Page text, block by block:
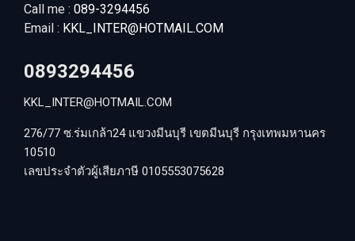
Call me : 089-3294456
Email : KKL_INTER@HOTMAIL.COM
0893294456
KKL_INTER@HOTMAIL.COM
276/77 ซ.ร่มเกล้า24 แขวงมีนบุรี เขตมีนบุรี กรุงเทพมหานคร
10510
เลขประจำตัวผู้เสียภาษี 0105553075628